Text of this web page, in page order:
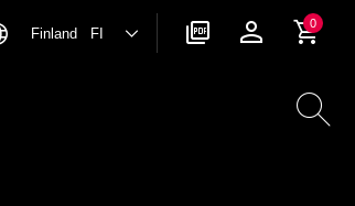
Finland FI
0